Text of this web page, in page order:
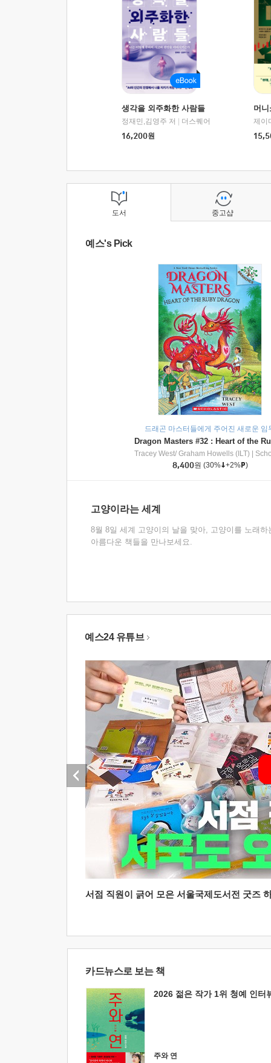
생각을 외주화한 사람들
정재민,김영주 저
더스퀘어
16,200원
머
도서
예스's Pick
드래곤 마스터들에게 주어진 새로운 임
Tracey West/ Graham Howells (ILT)
8,400원 (30% +2% )
고양이라는 세계
8월 8일 세계 고양이의 날을 맞아, 고양이를 노래하
아름다운 책들을 만나보세요.
중고샵
예스24 유튜브
서점 직원이 긁어 모은 서울국제도서전 굿즈
카드뉴스로 보는 책
2026 젊은 작가 1위 청예 인터
주와 연